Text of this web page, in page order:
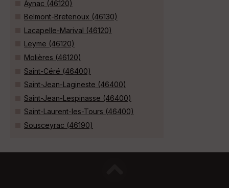
Aynac (46120)
Belmont-Bretenoux (46130)
Lacapelle-Marival (46120)
Leyme (46120)
Molières (46120)
Saint-Céré (46400)
Saint-Jean-Lagineste (46400)
Saint-Jean-Lespinasse (46400)
Saint-Laurent-les-Tours (46400)
Sousceyrac (46190)